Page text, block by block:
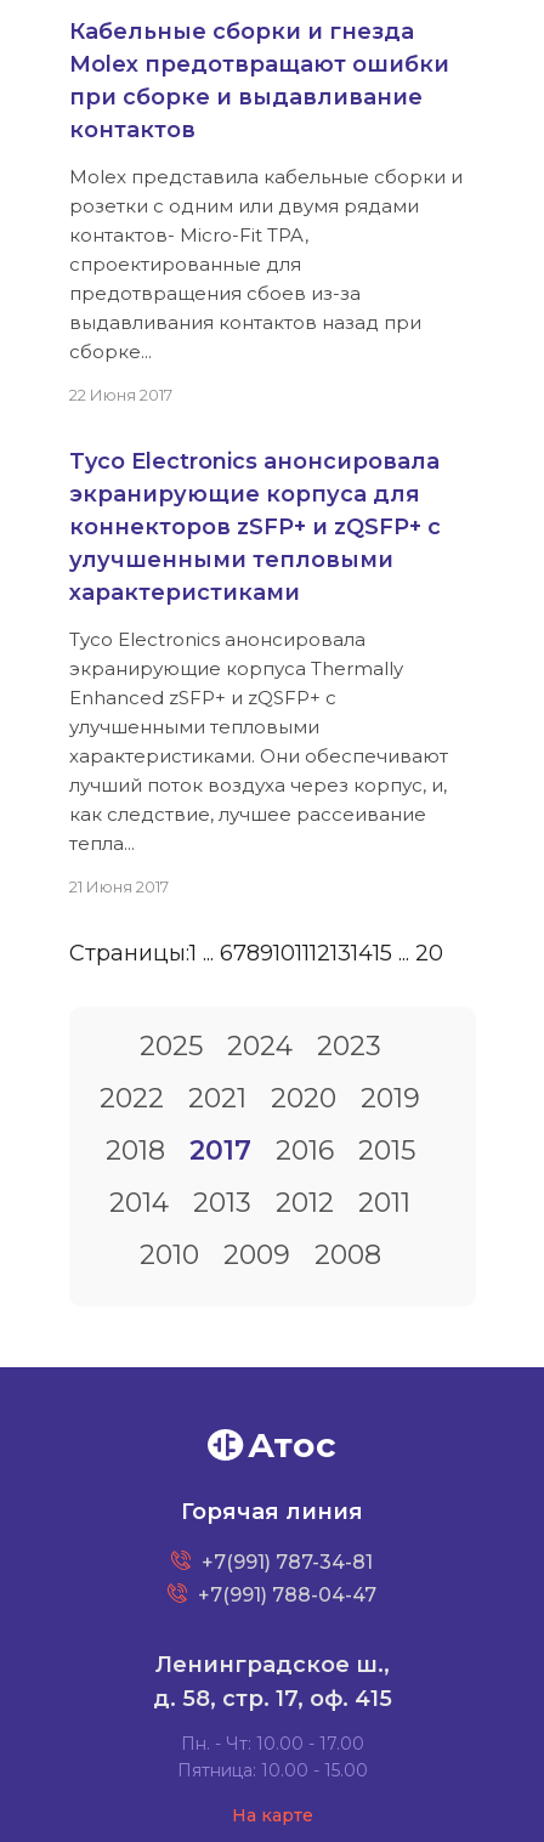
Кабельные сборки и гнезда
Molex предотвращают ошибки
при сборке и выдавливание
контактов
Molex представила кабельные сборки и
розетки с одним или двумя рядами
контактов- Micro-Fit TPA,
спроектированные для
предотвращения сбоев из-за
выдавливания контактов назад при
сборке...
22 Июня 2017
Tyco Electronics анонсировала
экранирующие корпуса для
коннекторов zSFP+ и zQSFP+ с
улучшенными тепловыми
характеристиками
Tyco Electronics анонсировала
экранирующие корпуса Thermally
Enhanced zSFP+ и zQSFP+ с
улучшенными тепловыми
характеристиками. Они обеспечивают
лучший поток воздуха через корпус, и,
как следствие, лучшее рассеивание
тепла...
21 Июня 2017
Страницы:1 ... 6789101112131415 ... 20
2025 2024
2023
2022
2021 2020
2019
2018
2017 2016
2015
2014
2013 2012
2011
2010
2009 2008
Атос
Горячая линия
+7(991) 787-34-81
+7(991) 788-04-47
Ленинградское ш.,
д. 58, стр. 17, оф. 415
Пн. - Чт: 10.00 - 17.00
Пятница: 10.00 - 15.00
На карте